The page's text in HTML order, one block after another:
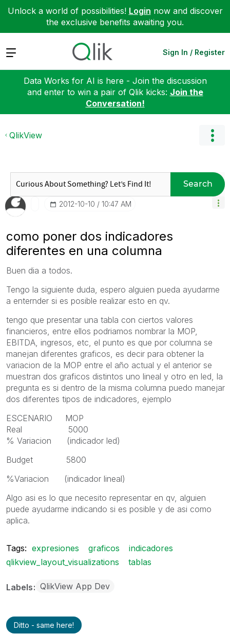
Unlock a world of possibilities! Login now and discover
the exclusive benefits awaiting you.
Expand Sign In / Register
Data Works for AI is here - Join the discussion
and enter to win a pair of Qlik kicks: Join the
Conversation!
QlikView
Search
‎2012-10-10 10:47 AM
como poner dos indicadores
diferentes en una columna
Buen dia a todos.
Tengo la siguiente duda, espero alguien pueda ayudarme
a enternder si es posible realizar esto en qv.
tengo que presentar una tabla con ciertos valores
financieros, entre ellos podriamos nombrar la MOP,
EBITDA, ingresos, etc, el punto es que por columna se
manejan diferentes graficos, es decir para obtener la
variacion de la MOP entre el año actual y el anterior se
muestran dos graficos distintos uno lineal y otro en led, la
pregunta es si dentro de la misma columna puedo manejar
dos diferentes tipos de indicadores, ejemplo
ESCENARIO MOP
Real 5000
% Variacion (indicador led)
Budget 5800
%Variacion (indicador lineal)
Algo asi es lo que necesito representar en qv, alguien
puede ayudarme indicando si es posible y de asi como
aplica.
Tags: expresiones graficos
indicadores
qlikview_layout_visualizations
tablas
Labels QlikView App Dev
Ditto - same here!